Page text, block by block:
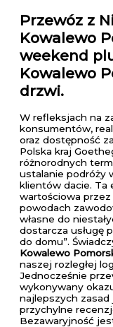
Przewóz z
Kowalewo
weekend
Kowalewo
drzwi.
W refleksjach na
konsumentów,
oraz dostępność
Polska kraj
różnorodnych
ustalanie podróży
klientów dacie. Ta
wartościowa
powodach
własne do
dostarcza usługę
do domu”.
Kowalewo
naszej rozległej
Jednocześnie
wykonywany
najlepszych zasad
przychylne
Bezawaryjność